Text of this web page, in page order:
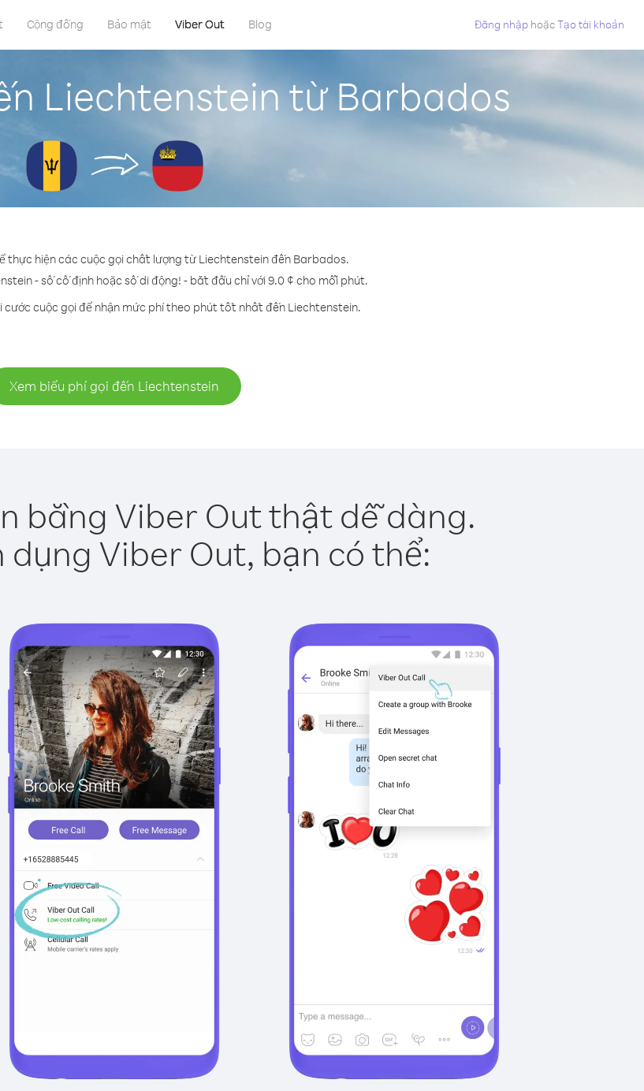
Cộng đồng Bảo mật Viber Out Blog Đăng nhập hoặcTạo tài khoản
Liechtenstein từ Barbados
thực hiện các cuộc gọi chất lượng từ Liechtenstein đến Barbados.
- số cố định hoặc số di động! - bắt đầu chỉ với 9.0 ¢ cho mỗi phút.
cước cuộc gọi để nhận mức phí theo phút tốt nhất đến Liechtenstein.
Xem biểu phí gọi đến Liechtenstein
bằng Viber Out thật dễ dàng.
dụng Viber Out, bạn có thể: